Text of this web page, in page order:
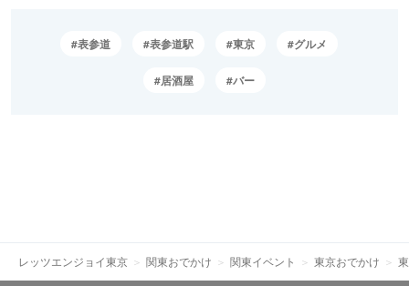
表参道 表参道駅 東京 グルメ
居酒屋 バー
レッツエンジョイ東京 関東おでかけ 関東イベント 東京おでかけ